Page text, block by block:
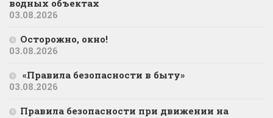
водных объектах
03.08.2026
Осторожно, окно!
03.08.2026
«Правила безопасности в быту»
03.08.2026
Правила безопасности при движении на